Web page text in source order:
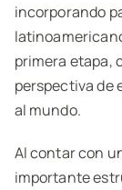
incorporando
primera etapa,
perspectiva de
al mundo.
Al contar con
importante